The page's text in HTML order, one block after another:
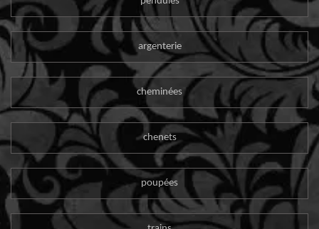
argenterie
cheminées
chenets
poupées